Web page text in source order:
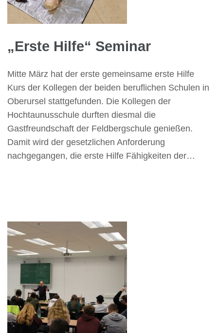
„Erste Hilfe“ Seminar
Mitte März hat der erste gemeinsame erste Hilfe
Kurs der Kollegen der beiden beruflichen Schulen in
Oberursel stattgefunden. Die Kollegen der
Hochtaunusschule durften diesmal die
Gastfreundschaft der Feldbergschule genießen.
Damit wird der gesetzlichen Anforderung
nachgegangen, die erste Hilfe Fähigkeiten der…